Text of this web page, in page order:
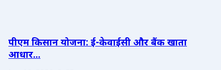
पीएम किसान योजना: ई-केवाईसी और बैंक खाता
आधार...